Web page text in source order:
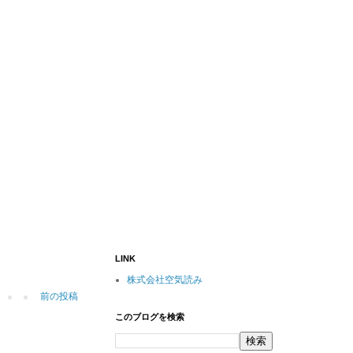
前の投稿
LINK
株式会社空気読み
このブログを検索